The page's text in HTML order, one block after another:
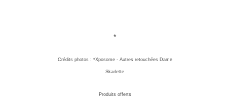
*
Crédits photos : *Xposome - Autres retouchées Dame
Skarlette
Produits offerts